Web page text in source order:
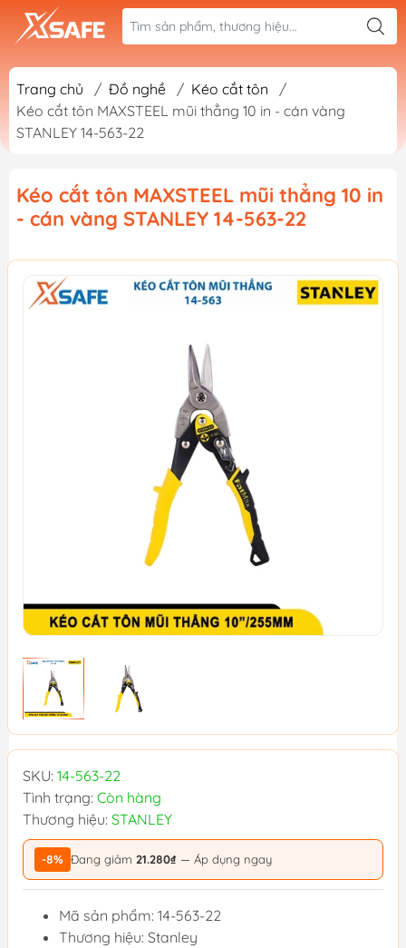
Trang chủ / Đồ nghề / Kéo cắt tôn
/
Kéo cắt tôn MAXSTEEL mũi thẳng 10 in - cán vàng
STANLEY 14-563-22
Kéo cắt tôn MAXSTEEL mũi thẳng 10 in
- cán vàng STANLEY 14-563-22
SKU: 14-563-22
Tình trạng: Còn hàng
Thương hiệu: STANLEY
-8% Đang giảm 21.280₫ — Áp dụng ngay
Mã sản phẩm: 14-563-22
Thương hiệu: Stanley